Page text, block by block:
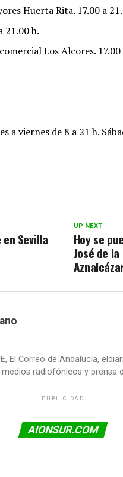
Huerta Rita. 17.00 a
21.00 h.
Los Alcores. 17.00
a viernes de 8 a 21 h.
UP NEXT
Hoy se
José de
Sevilla
El Correo de Andalucía,
radiofónicos y prensa
PUBLICIDAD
AIONSUR.COM